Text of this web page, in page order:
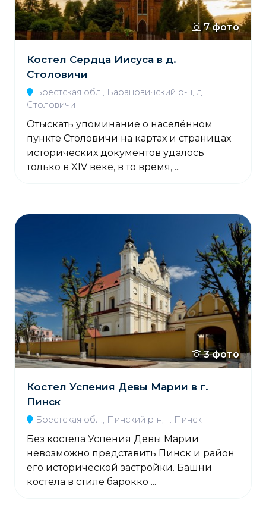
7 фото
Костел Сердца Иисуса в д.
Столовичи
Брестская обл., Барановичский р-н, д.
Столовичи
Отыскать упоминание о населённом
пункте Столовичи на картах и страницах
исторических документов удалось
только в XIV веке, в то время, ...
3 фото
Костел Успения Девы Марии в г.
Пинск
Брестская обл., Пинский р-н, г. Пинск
Без костела Успения Девы Марии
невозможно представить Пинск и район
его исторической застройки. Башни
костела в стиле барокко ...